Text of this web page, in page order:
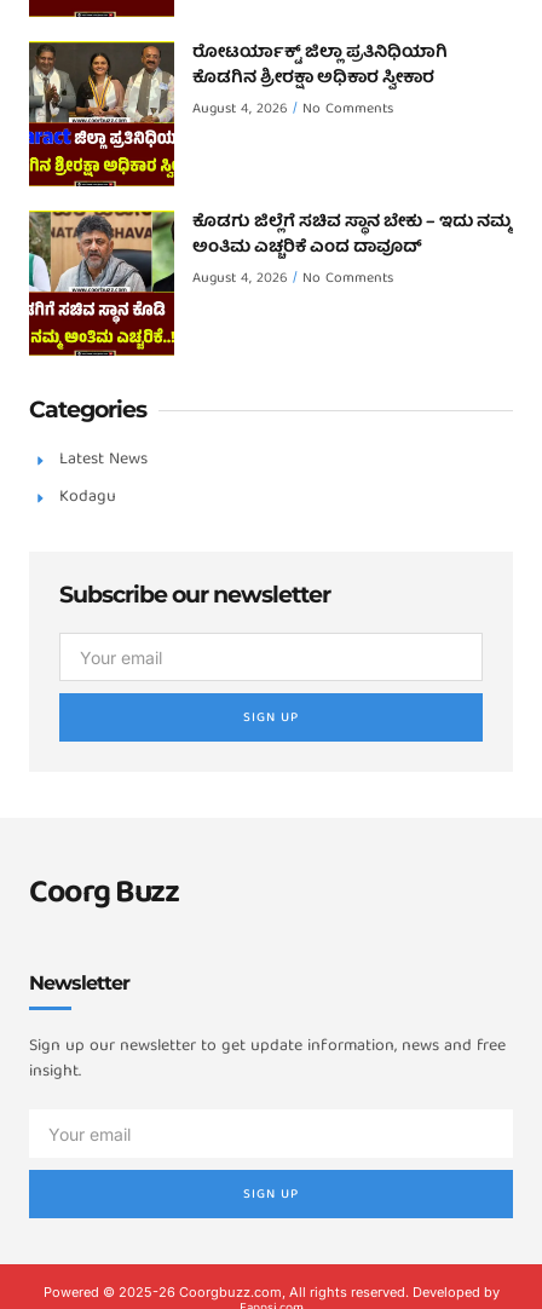
ರೋಟರ್ಯಾಕ್ಟ್ ಜಿಲ್ಲಾ ಪ್ರತಿನಿಧಿಯಾಗಿ
ಕೊಡಗಿನ ಶ್ರೀರಕ್ಷಾ ಅಧಿಕಾರ ಸ್ವೀಕಾರ
August 4, 2026 No Comments
ಕೊಡಗು ಜಿಲ್ಲೆಗೆ ಸಚಿವ ಸ್ಥಾನ ಬೇಕು – ಇದು ನಮ್ಮ
ಅಂತಿಮ ಎಚ್ಚರಿಕೆ ಎಂದ ದಾವೂದ್ ‌
August 4, 2026 No Comments
Categories
Latest News
Kodagu
Subscribe our newsletter
SIGN UP
Coorg Buzz
Newsletter
Sign up our newsletter to get update information, news and free
insight.
SIGN UP
Powered © 2025-26 Coorgbuzz.com, All rights reserved. Developed by